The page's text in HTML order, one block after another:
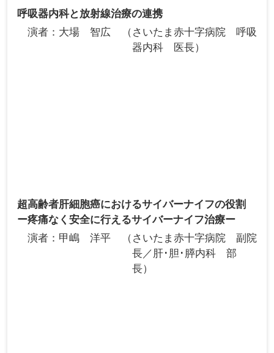
呼吸器内科と放射線治療の連携
演者
大場 智広
さいたま赤十字病院 呼吸
器内科 医長
超高齢者肝細胞癌におけるサイバーナイフの役割
ー疼痛なく安全に行えるサイバーナイフ治療ー
演者
甲嶋 洋平
さいたま赤十字病院 副院
長／肝･胆･膵内科 部
長